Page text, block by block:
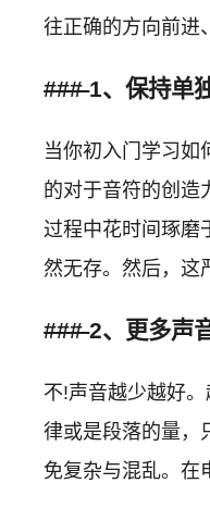
往正确的方向前进
###1、保持单
当你初入门学习如
的对于音符的创造
过程中花时间琢磨
然无存。然后，这
###2、更多声
不!声音越少越好
律或是段落的量，
免复杂与混乱。在